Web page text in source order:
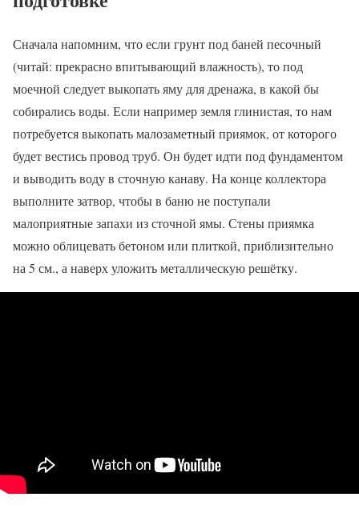
Сначала напомним, что если грунт под баней песочный
(читай: прекрасно впитывающий влажность), то под
моечной следует выкопать яму для дренажа, в какой бы
собирались воды. Если например земля глинистая, то нам
потребуется выкопать малозаметный приямок, от которого
будет вестись провод труб. Он будет идти под фундаментом
и выводить воду в сточную канаву. На конце коллектора
выполните затвор, чтобы в баню не поступали
малоприятные запахи из сточной ямы. Стены приямка
можно облицевать бетоном или плиткой, приблизительно
на 5 см., а наверх уложить металлическую решётку.